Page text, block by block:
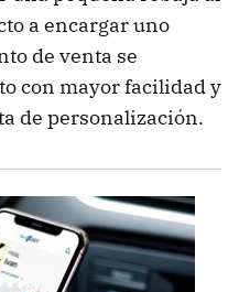
a encargar uno
de venta se
con mayor facilidad y
de personalización.